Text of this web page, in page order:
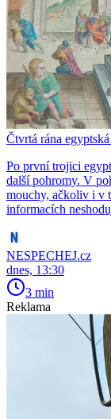
Čtvrtá rána
Po první trojici
další pohromy. V
mouchy, ačkoliv i v
informacích
NESPECHEJ.cz
dnes, 13:30
3 min
Reklama